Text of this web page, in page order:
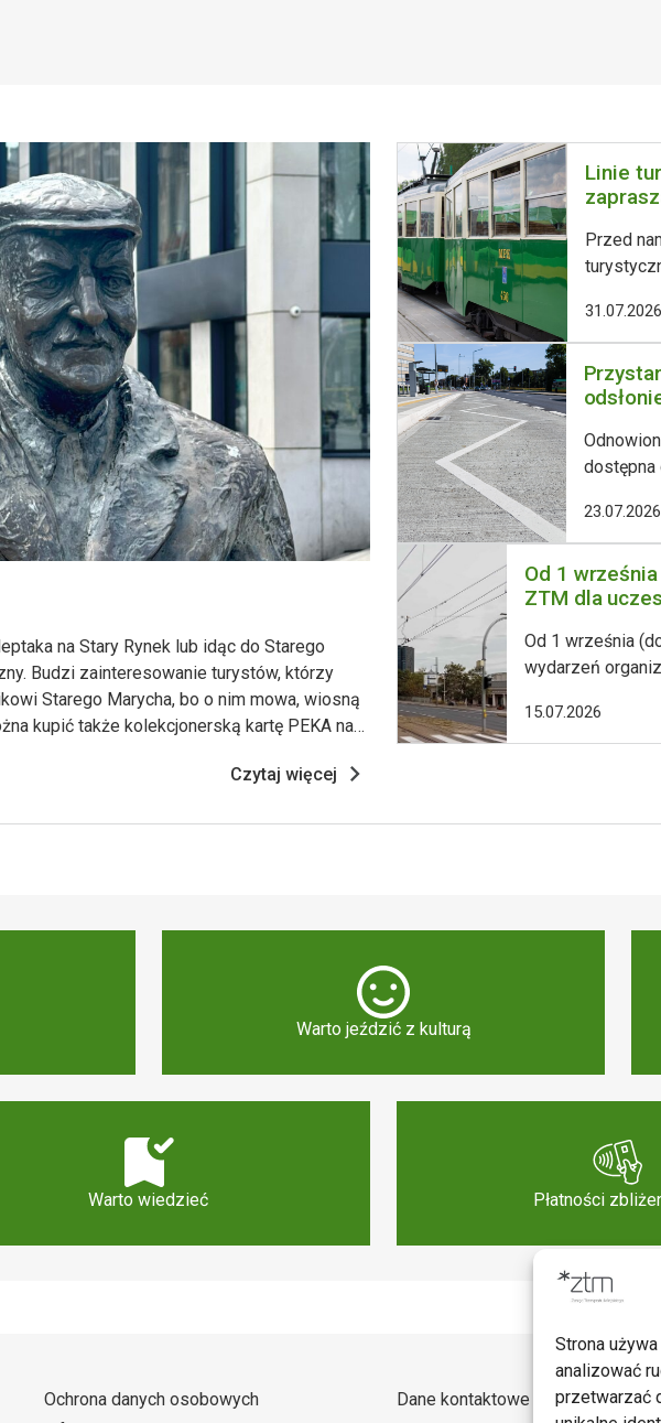
Strona
analizować
przetwarzać
na Stary Rynek lub idąc do Starego
Budzi zainteresowanie turystów, którzy
Starego Marycha, bo o nim mowa, wiosną
kupić także kolekcjonerską kartę PEKA na
Czytaj więcej
Linie
Przed
nich
niedzielę
(8
będzie
31.07.2026
dostępna
kierunku
i
23.07.2026
Od 1
ZTM dla
Od 1 września
wydarzeń
imprezę
kolejna odsłona
15.07.2026
Warto jeździć z kulturą
Warto wiedzieć Płatności
Ochrona danych osobowych
Dane kontaktowe